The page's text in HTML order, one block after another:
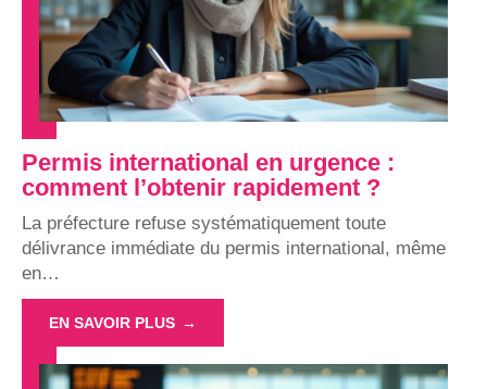
Permis international en urgence :
comment l’obtenir rapidement ?
La préfecture refuse systématiquement toute
délivrance immédiate du permis international, même
en…
EN SAVOIR PLUS